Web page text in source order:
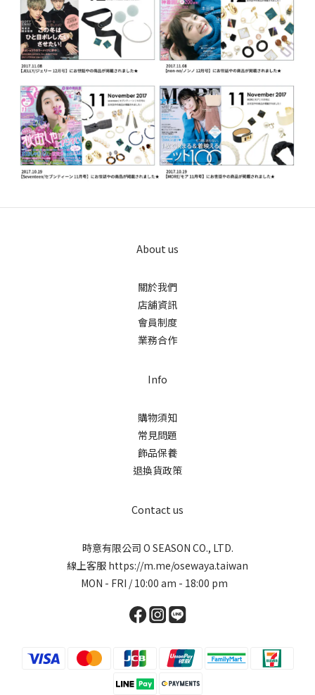
About us
關於我們
店舖資訊
會員制度
業務合作
Info
購物須知
常見問題
飾品保養
退換貨政策
Contact us
時意有限公司 O SEASON CO., LTD.
線上客服 https://m.me/osewaya.taiwan
MON - FRI / 10:00 am - 18:00 pm